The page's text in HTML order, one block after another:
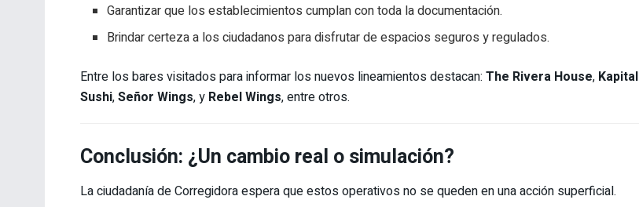
Garantizar que los establecimientos cumplan con toda la documentación.
Brindar certeza a los ciudadanos para disfrutar de espacios seguros y regulados.
Entre los bares visitados para informar los nuevos lineamientos destacan: The Rivera House, Kapital
Sushi,Señor Wings, y Rebel Wings, entre otros.
Conclusión: ¿Un cambio real o simulación?
La ciudadanía de Corregidora espera que estos operativos no se queden en una acción superficial.